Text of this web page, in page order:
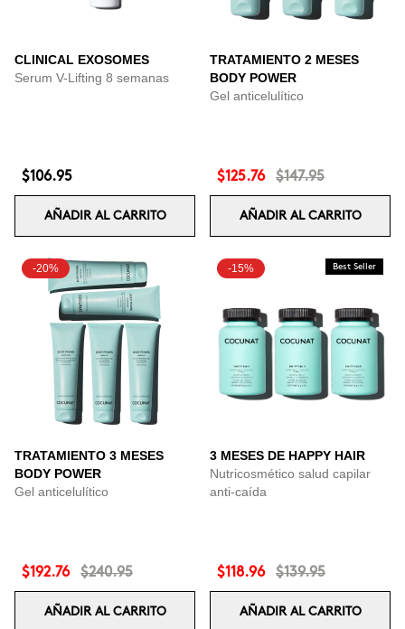
CLINICAL EXOSOMES
Serum V-Lifting 8 semanas
$106.95
AÑADIR AL CARRITO
TRATAMIENTO 2 MESES
BODY POWER
Gel anticelulítico
$125.76 $147.95
AÑADIR AL CARRITO
-20%
TRATAMIENTO 3 MESES
BODY POWER
Gel anticelulítico
$192.76 $240.95
AÑADIR AL CARRITO
-15% Best Seller
3 MESES DE HAPPY HAIR
Nutricosmético salud capilar
anti-caída
$118.96 $139.95
AÑADIR AL CARRITO